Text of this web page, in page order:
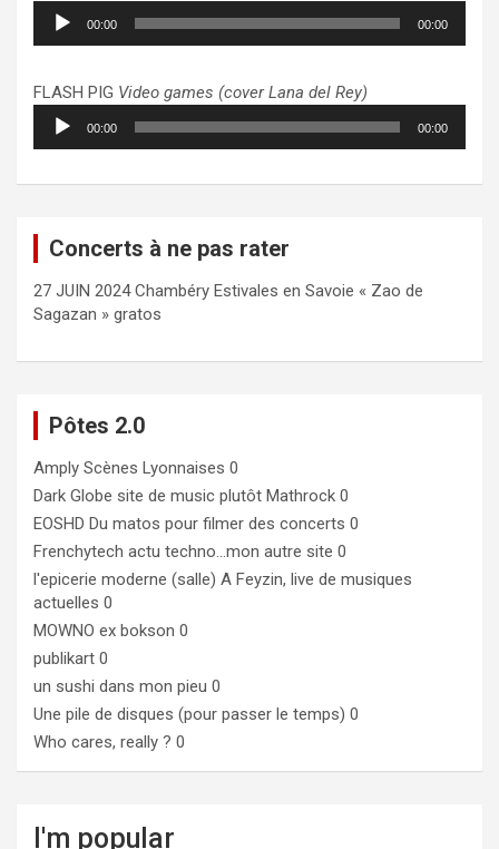
Lecteur
audio
00:00 00:00
FLASH PIG Video games (cover Lana del Rey)
Lecteur
audio
00:00 00:00
Concerts à ne pas rater
27 JUIN 2024 Chambéry Estivales en Savoie « Zao de
Sagazan » gratos
Pôtes 2.0
Amply Scènes Lyonnaises 0
Dark Globe site de music plutôt Mathrock 0
EOSHD Du matos pour filmer des concerts 0
Frenchytech actu techno…mon autre site 0
l'epicerie moderne (salle) A Feyzin, live de musiques
actuelles 0
MOWNO ex bokson 0
publikart 0
un sushi dans mon pieu 0
Une pile de disques (pour passer le temps) 0
Who cares, really ? 0
I'm popular